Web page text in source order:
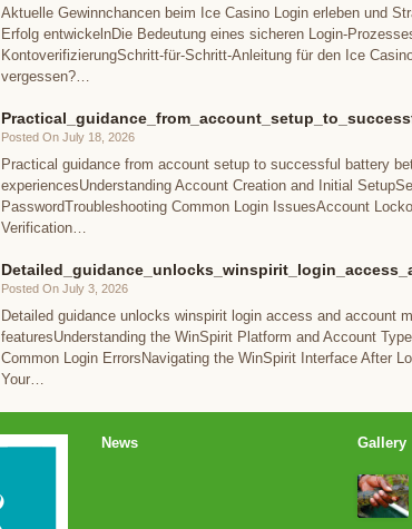
Aktuelle Gewinnchancen beim Ice Casino Login erleben und
Erfolg entwickelnDie Bedeutung eines sicheren Login-
KontoverifizierungSchritt-für-Schritt-Anleitung für den Ice
vergessen?…
Posted On July 18, 2026
Practical guidance from account setup to successful battery
experiencesUnderstanding Account Creation and Initial
PasswordTroubleshooting Common Login IssuesAccount
Verification…
Posted On July 3, 2026
Detailed guidance unlocks winspirit login access and account
featuresUnderstanding the WinSpirit Platform and Account
Common Login ErrorsNavigating the WinSpirit Interface After
Your…
News Gallery